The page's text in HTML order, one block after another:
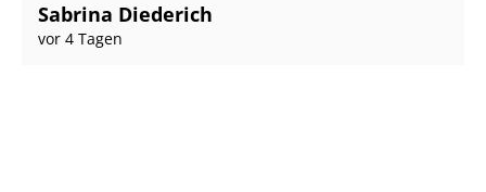
Sabrina Diederich
vor 4 Tagen